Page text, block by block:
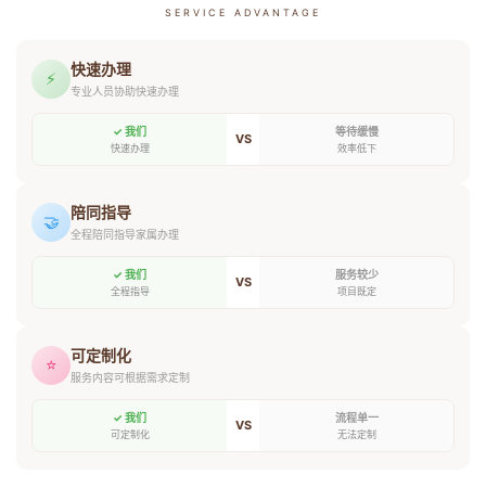
SERVICE ADVANTAGE
⚡ 快速办理
专业人员协助快速办理
✓ 我们
快速办理
VS 等待缓慢
效率低下
🤝 陪同指导
全程陪同指导家属办理
✓ 我们
全程指导
VS 服务较少
项目既定
⭐ 可定制化
服务内容可根据需求定制
✓ 我们
可定制化
VS 流程单一
无法定制